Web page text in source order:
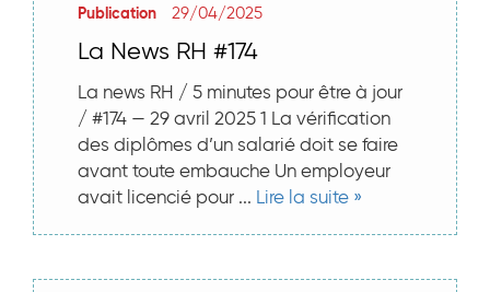
Publication 29/04/2025
La News RH #174
La news RH / 5 minutes pour être à jour
/ #174 — 29 avril 2025 1 La vérification
des diplômes d’un salarié doit se faire
avant toute embauche Un employeur
avait licencié pour ... Lire la suite »